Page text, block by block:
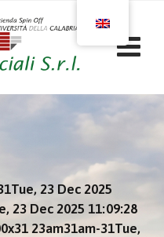
23 Dec 2025
23 Dec 2025 11:09:28
23am31am-31Tue,